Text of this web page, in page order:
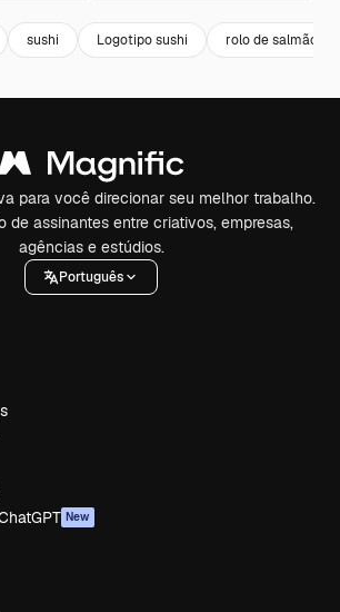
sushi Logotipo sushi rolo de salmão
para você direcionar seu melhor trabalho.
de assinantes entre criativos, empresas,
agências e estúdios.
Português
New